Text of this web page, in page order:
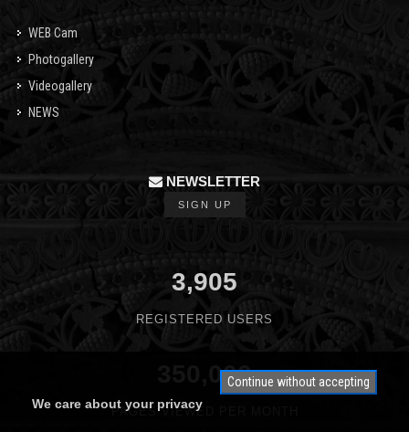
WEB Cam
Photogallery
Videogallery
NEWS
NEWSLETTER
SIGN UP
3,905
REGISTERED USERS
350,000
PAGES VIEWED PER MONTH
Continue without accepting
We care about your privacy